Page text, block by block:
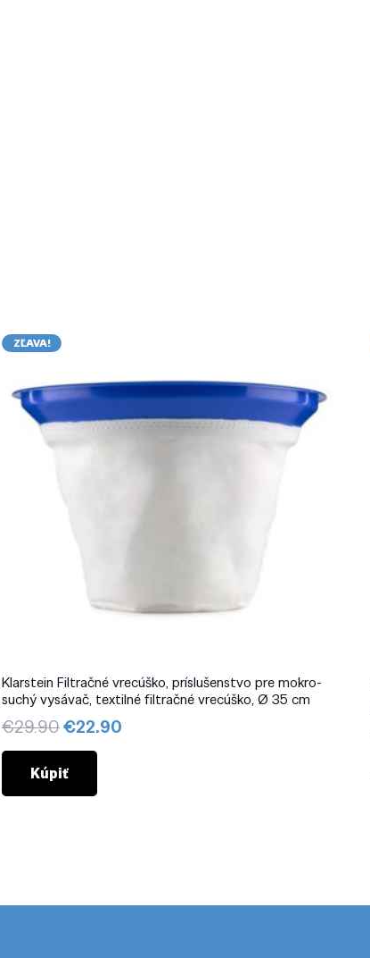
ZĽAVA!
Klarstein Filtračné vrecúško, príslušenstvo pre mokro-
suchý vysávač, textilné filtračné vrecúško, Ø 35 cm
€29.90Pôvodná
cena
bola:
€29.90.
€22.90Aktuálna
Kúpiť